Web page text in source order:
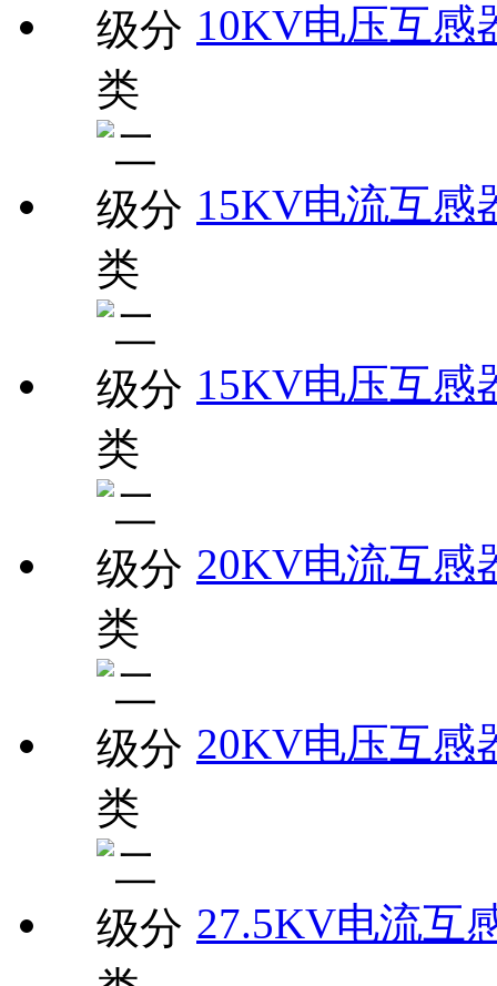
10KV电压互感
15KV电流互感
15KV电压互感
20KV电流互感
20KV电压互感
27.5KV电流互